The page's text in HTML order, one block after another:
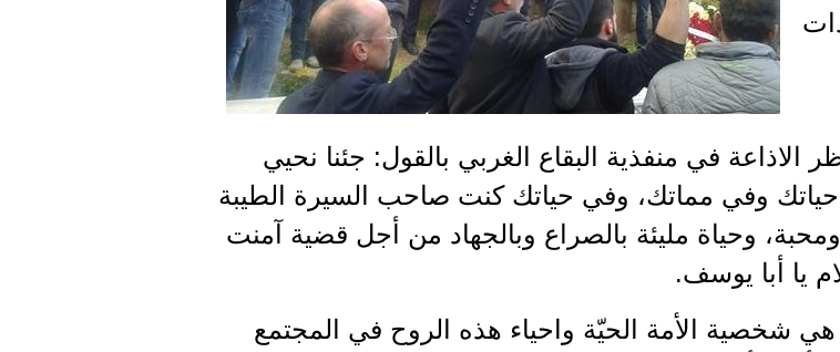
في منفذية البقاع الغربي بالقول: جئنا نحيي
وفي مماتك، وفي حياتك كنت صاحب السيرة الطيبة
وحياة مليئة بالصراع وبالجهاد من أجل قضية آمنت
يا أبا يوسف.
شخصية الأمة الحيّة واحياء هذه الروح في المجتمع